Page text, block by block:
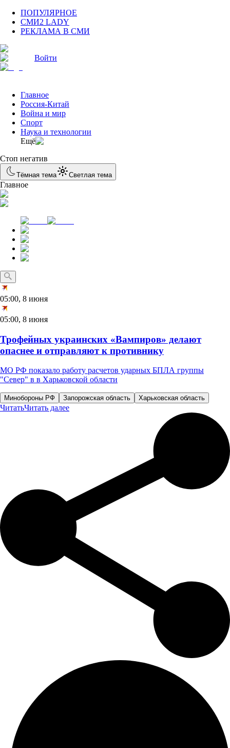
ПОПУЛЯРНОЕ
СМИ2 LADY
РЕКЛАМА В СМИ
Войти
Главное
Россия-Китай
Война и мир
Спорт
Наука и технологии
Eщё
Стоп негатив
Тёмная тема Светлая тема
Главное
05:00, 8 июня
05:00, 8 июня
Трофейных украинских «Вампиров» делают
опаснее и отправляют к противнику
МО РФ показало работу расчетов ударных БПЛА группы
"Север" в в Харьковской области
Минобороны РФ Запорожская область Харьковская область
ЧитатьЧитать далее